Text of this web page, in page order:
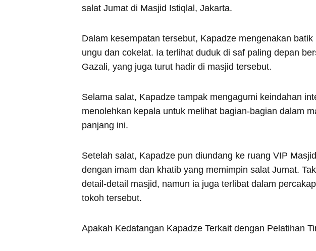
salat Jumat di Masjid Istiqlal, Jakarta.
Dalam kesempatan tersebut, Kapadze mengenakan
ungu dan cokelat. Ia terlihat duduk di saf paling depan
Gazali, yang juga turut hadir di masjid tersebut.
Selama salat, Kapadze tampak mengagumi keindahan
menolehkan kepala untuk melihat bagian-bagian dalam
panjang ini.
Setelah salat, Kapadze pun diundang ke ruang VIP
dengan imam dan khatib yang memimpin salat Jumat.
detail-detail masjid, namun ia juga terlibat dalam
tokoh tersebut.
Apakah Kedatangan Kapadze Terkait dengan Pelatihan